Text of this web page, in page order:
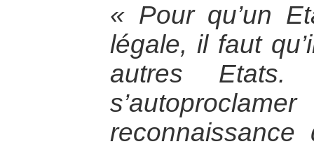
« Pour qu’un
légale, il faut
autres